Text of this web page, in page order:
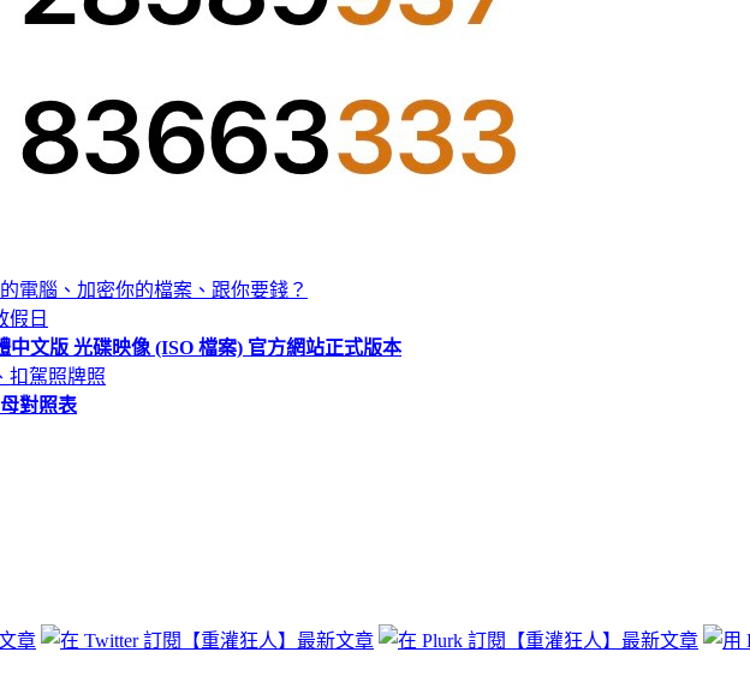
電腦、加密你的檔案、跟你要錢？
假日
中文版 光碟映像 (ISO 檔案) 官方網站正式版本
扣駕照牌照
對照表